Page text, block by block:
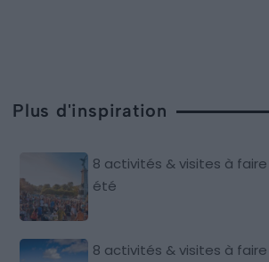
Plus d'inspiration
8 activités & visites à
été
8 activités & visites à